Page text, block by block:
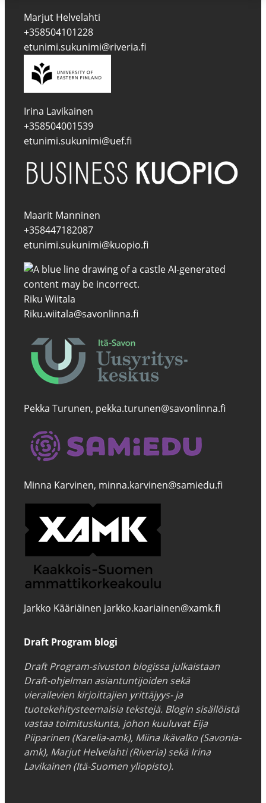
Marjut Helvelahti
+358504101228
etunimi.sukunimi@riveria.fi
Irina Lavikainen
+358504001539
etunimi.sukunimi@uef.fi
Maarit Manninen
+358447182087
etunimi.sukunimi@kuopio.fi
Riku Wiitala
Riku.wiitala@savonlinna.fi
Pekka Turunen, pekka.turunen@savonlinna.fi
Minna Karvinen, minna.karvinen@samiedu.fi
Jarkko Kääriäinen jarkko.kaariainen@xamk.fi
Draft Program blogi
Draft Program-sivuston blogissa julkaistaan
Draft-ohjelman asiantuntijoiden sekä
vierailevien kirjoittajien yrittäjyys- ja
tuotekehitysteemaisia tekstejä. Blogin sisällöistä
vastaa toimituskunta, johon kuuluvat Eija
Piiparinen (Karelia-amk), Miina Ikävalko (Savonia-
amk), Marjut Helvelahti (Riveria) sekä Irina
Lavikainen (Itä-Suomen yliopisto).